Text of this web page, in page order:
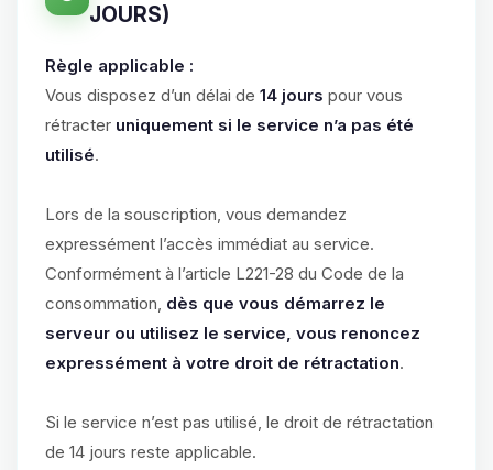
JOURS)
Règle applicable :
Vous disposez d’un délai de 14 jours pour vous
rétracter uniquement si le service n’a pas été
utilisé.
Lors de la souscription, vous demandez
expressément l’accès immédiat au service.
Conformément à l’article L221-28 du Code de la
consommation, dès que vous démarrez le
serveur ou utilisez le service, vous renoncez
expressément à votre droit de rétractation.
Si le service n’est pas utilisé, le droit de rétractation
de 14 jours reste applicable.